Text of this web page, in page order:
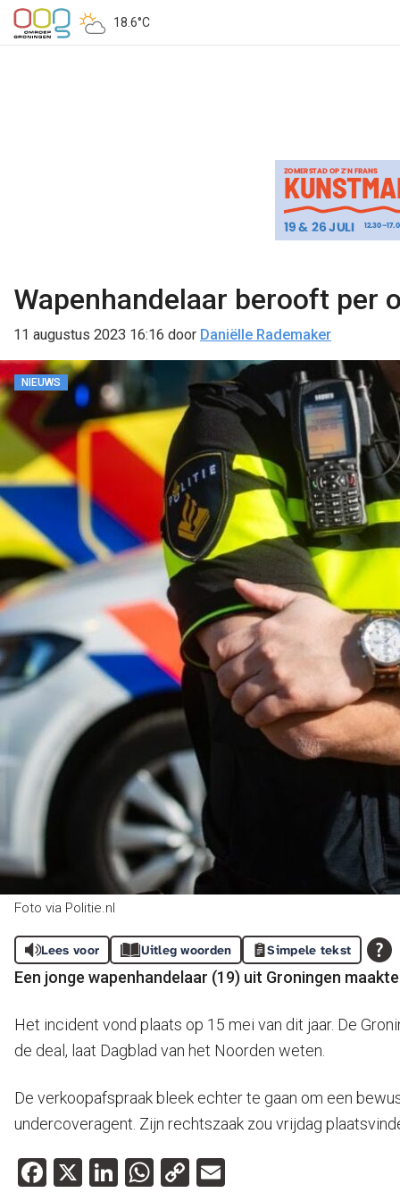
18.6°C
Wapenhandelaar berooft per
11 augustus 2023 16:16 door Daniëlle Rademaker
NIEUWS
Foto via Politie.nl
Lees voor Uitleg woorden Simpele tekst
Een jonge wapenhandelaar (19) uit Groningen
Het incident vond plaats op 15 mei van dit jaar. De
de deal, laat Dagblad van het Noorden weten.
De verkoopafspraak bleek echter te gaan om een
undercoveragent. Zijn rechtszaak zou vrijdag
Facebook
X LinkedIn
WhatsApp
Copy